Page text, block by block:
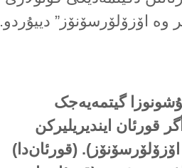
وە اۆزۆلۆرسۆنۆز” دییۇردو.
گیتمەیەجک
قورئان ایندیریلیرکن
(قورئان‌دا)